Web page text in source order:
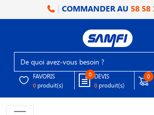
COMMANDER AU 58 58
FAVORIS
0 produit(s)
0 DEVIS
0 produit(s)
0